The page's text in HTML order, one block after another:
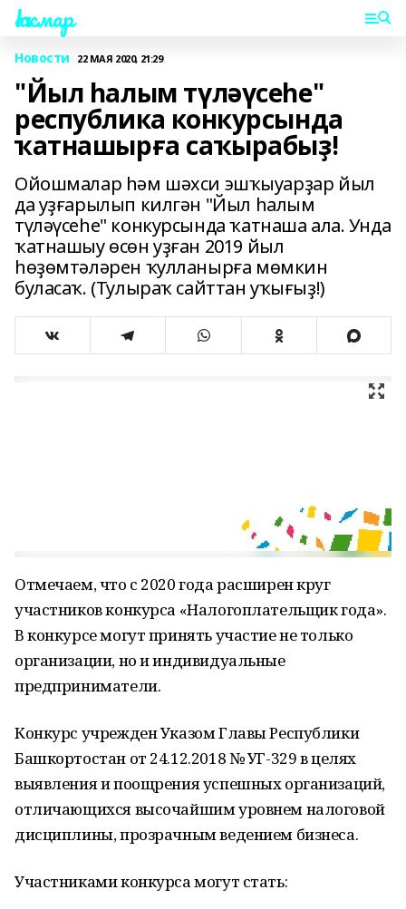
Һаҡмар
Новости 22 МАЯ 2020, 21:29
"Йыл һалым түләүсеһе"
республика конкурсында
ҡатнашырға саҡырабыҙ!
Ойошмалар һәм шәхси эшҡыуарҙар йыл
да уҙғарылып килгән "Йыл һалым
түләүсеһе" конкурсында ҡатнаша ала. Унда
ҡатнашыу өсөн уҙған 2019 йыл
һөҙөмтәләрен ҡулланырға мөмкин
буласаҡ. (Тулыраҡ сайттан уҡығыҙ!)
Отмечаем, что с 2020 года расширен круг
участников конкурса «Налогоплательщик года».
В конкурсе могут принять участие не только
организации, но и индивидуальные
предприниматели.
Конкурс учрежден Указом Главы Республики
Башкортостан от 24.12.2018 № УГ-329 в целях
выявления и поощрения успешных организаций,
отличающихся высочайшим уровнем налоговой
дисциплины, прозрачным ведением бизнеса.
Участниками конкурса могут стать: